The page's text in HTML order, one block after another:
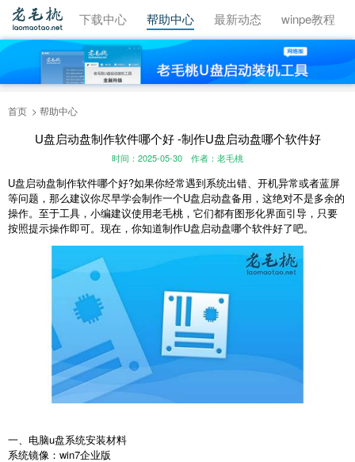
视频教程 下载中心 帮助中心 最新动态 winpe教程
首页 帮助中心
U盘启动盘制作软件哪个好 -制作U盘启动盘哪个软件好
时间：2025-05-30 作者：老毛桃
U盘启动盘制作软件哪个好?如果你经常遇到系统出错、开机异常或者蓝屏
等问题，那么建议你尽早学会制作一个U盘启动盘备用，这绝对不是多余的
操作。至于工具，小编建议使用老毛桃，它们都有图形化界面引导，只要
按照提示操作即可。现在，你知道制作U盘启动盘哪个软件好了吧。
一、电脑u盘系统安装材料
系统镜像：win7企业版